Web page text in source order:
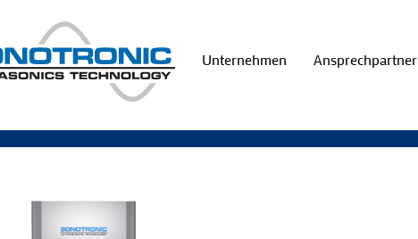
Unternehmen Ansprechpartner